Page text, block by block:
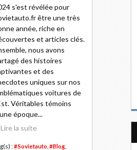
s'est révélée pour
être une très
année, riche en
et articles clés.
nous avons
des histoires
et des
uniques sur nos
voitures de
Véritables témoins
époque...
Lire la suite
: #Sovietauto #Blog